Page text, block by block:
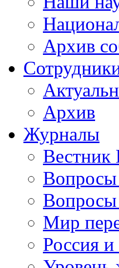
Архив
Архив
Журналы
Вопросы
Мир
Россия